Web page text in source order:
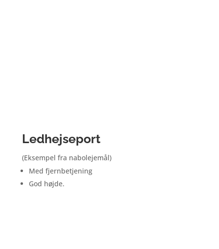
Ledhejseport
(Eksempel fra nabolejemål)
Med fjernbetjening
God højde.